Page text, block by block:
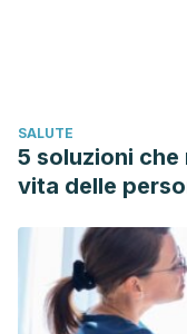
SALUTE
5 soluzioni
vita delle